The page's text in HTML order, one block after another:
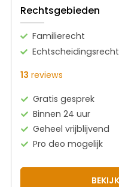
Rechtsgebieden
Familierecht
Echtscheidingsrecht
13 reviews
Gratis gesprek
Binnen 24 uur
Geheel vrijblijvend
Pro deo mogelijk